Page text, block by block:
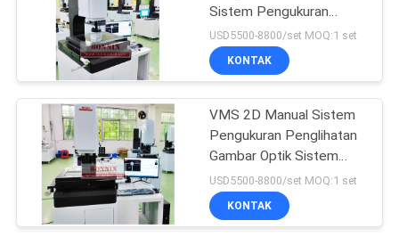
PENAWARAN
SITEMAP
PRIVACY
POLICY
Proofer Flexo Offset
Tinta
29
12
Sistem Pengukuran
Video 3D CNC
USD5500-8800/set MOQ:1 set
KONTAK
VMS 2D Manual Sistem
Pengukuran Penglihatan
Gambar Optik Sistem
Pengukuran Video CNC
3D
USD5500-8800/set MOQ:1 set
KONTAK